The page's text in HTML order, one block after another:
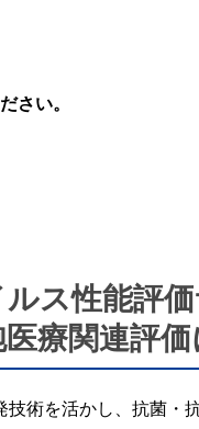
さい。
ス性能評価
療関連評
術を活かし、抗菌・